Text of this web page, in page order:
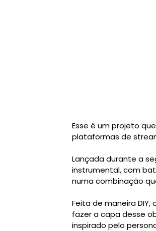
Esse é um projeto
plataformas de
Lançada durante a
instrumental, com
numa combinação
Feita de maneira
fazer a capa desse
inspirado pelo